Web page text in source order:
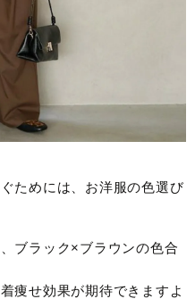
ためには、お洋服の色選び
ブラック×ブラウンの色合
痩せ効果が期待できますよ